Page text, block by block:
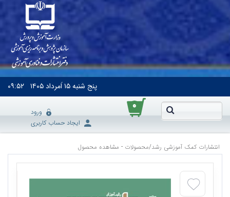
پنج شنبه۱۵ اَمرداد ۱۴۰۵ ۰۹:۵۲
۰
ورود
ایجاد حساب کاربری
انتشارات کمک آموزشی رشد/محصولات - مشاهده محصول